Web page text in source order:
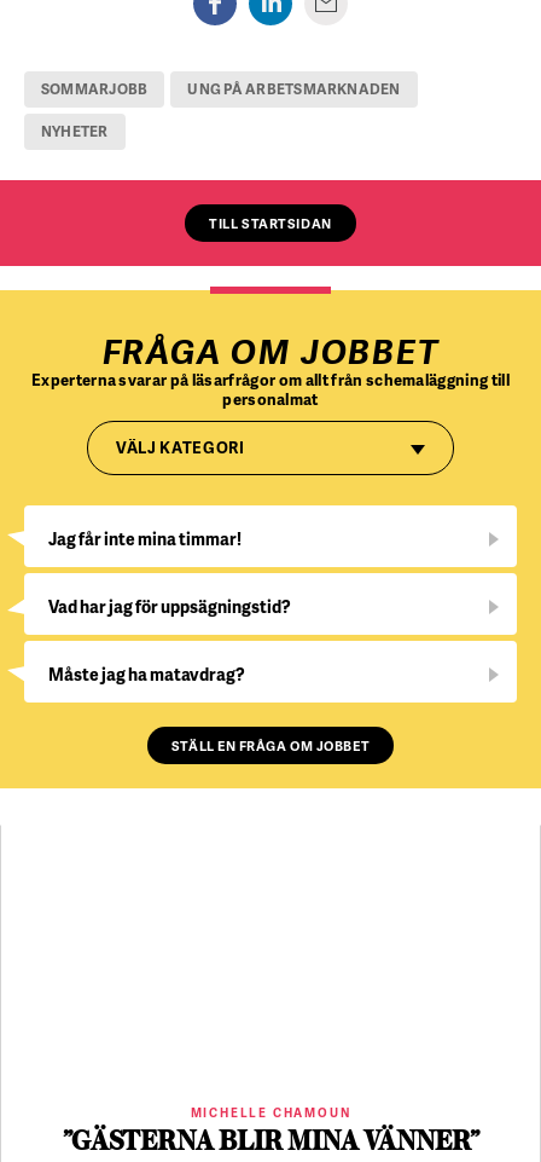
SOMMARJOBB UNG PÅ ARBETSMARKNADEN
NYHETER
TILL STARTSIDAN
FRÅGA OM JOBBET
Experterna svarar på läsarfrågor om allt från schemaläggning till
personalmat
VÄLJ KATEGORI
Jag får inte mina timmar!
Vad har jag för uppsägningstid?
Måste jag ha matavdrag?
STÄLL EN FRÅGA OM JOBBET
MICHELLE CHAMOUN
”GÄSTERNA BLIR MINA VÄNNER”